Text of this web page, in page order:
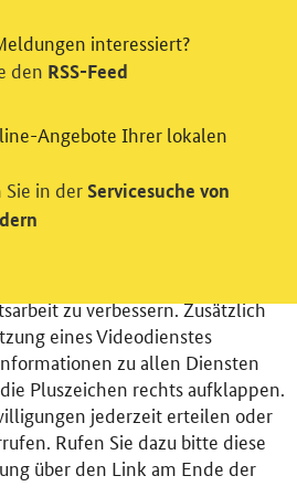
für Wirtschaft und Energie
Inhaltsverzeichnis
Datenschutz
und / oder
Stelle um Ihre Einwilligung für
unserer Webseite: Wir
zu verbessern. Zusätzlich
eines Videodienstes
zu allen Diensten
Pluszeichen rechts aufklappen.
jederzeit erteilen oder
Rufen Sie dazu bitte diese
über den Link am Ende der
interessiert?
den RSS-Feed
Angebote Ihrer lokalen
in der Servicesuche von